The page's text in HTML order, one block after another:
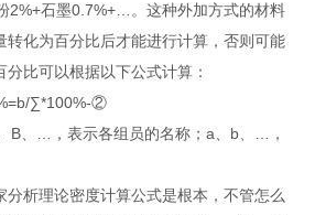
2%+石墨0.7%+…。这种外加方式的材料
转化为百分比后才能进行计算，否则可能
比可以根据以下公式计算：
∑*100%-②
…，表示各组员的名称；a、b、…，
析理论密度计算公式是根本，不管怎么